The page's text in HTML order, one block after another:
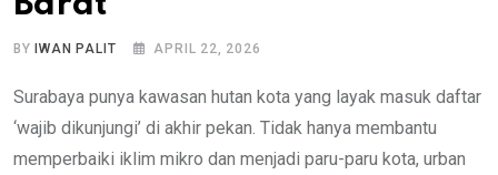
BYIWAN PALIT APRIL 22, 2026
Surabaya punya kawasan hutan kota yang layak masuk daftar
‘wajib dikunjungi’ di akhir pekan. Tidak hanya membantu
memperbaiki iklim mikro dan menjadi paru-paru kota, urban